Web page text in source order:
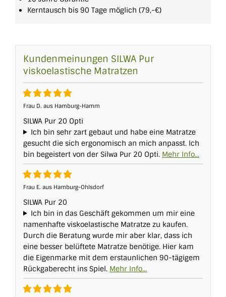
Kerntausch bis 90 Tage möglich (79,-€)
Kundenmeinungen SILWA Pur
viskoelastische Matratzen
Frau D. aus Hamburg-Hamm
SILWA Pur 20 Opti
Ich bin sehr zart gebaut und habe eine Matratze
gesucht die sich ergonomisch an mich anpasst. Ich
bin begeistert von der Silwa Pur 20 Opti.
Frau E. aus Hamburg-Ohlsdorf
SILWA Pur 20
Ich bin in das Geschäft gekommen um mir eine
namenhafte viskoelastische Matratze zu kaufen.
Durch die Beratung wurde mir aber klar, dass ich
eine besser belüftete Matratze benötige. Hier kam
die Eigenmarke mit dem erstaunlichen 90-tägigem
Rückgaberecht ins Spiel.